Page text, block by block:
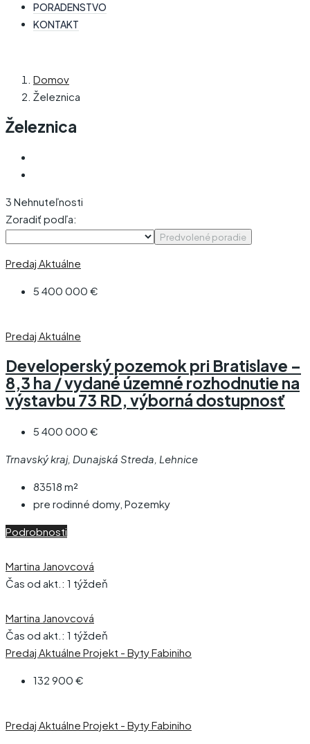
PORADENSTVO
KONTAKT
Domov
Železnica
Železnica
3 Nehnuteľnosti
Zoradiť podľa:
Predvolené poradie
Predaj Aktuálne
5 400 000 €
Predaj Aktuálne
Developerský pozemok pri Bratislave –
8,3 ha / vydané územné rozhodnutie na
výstavbu 73 RD, výborná dostupnosť
5 400 000 €
Trnavský kraj, Dunajská Streda, Lehnice
83518 m²
pre rodinné domy, Pozemky
Podrobnosti
Martina Janovcová
Čas od akt.: 1 týždeň
Martina Janovcová
Čas od akt.: 1 týždeň
Predaj Aktuálne Projekt - Byty Fabiniho
132 900 €
Predaj Aktuálne Projekt - Byty Fabiniho